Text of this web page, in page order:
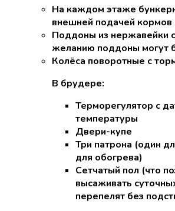
На каждом этаже
внешней подачей кормов
Поддоны из нержавейки
желанию поддоны могут
Колёса поворотные с
В брудере:
Терморегулятор с
температуры
Двери-купе
Три патрона (один
для обогрева)
Сетчатый пол (что
высаживать
перепелят без